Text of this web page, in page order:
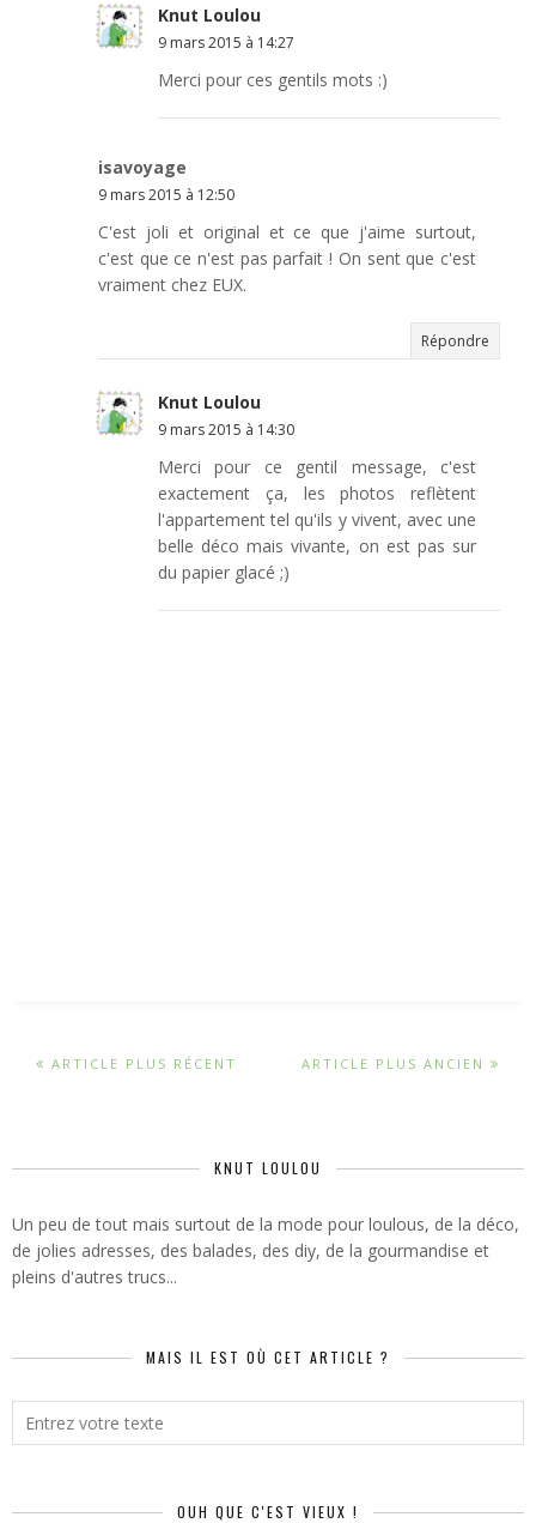
Knut Loulou
9 mars 2015 à 14:27
Merci pour ces gentils mots :)
isavoyage
9 mars 2015 à 12:50
C'est joli et original et ce que j'aime surtout,
c'est que ce n'est pas parfait ! On sent que c'est
vraiment chez EUX.
Répondre
Knut Loulou
9 mars 2015 à 14:30
Merci pour ce gentil message, c'est
exactement ça, les photos reflètent
l'appartement tel qu'ils y vivent, avec une
belle déco mais vivante, on est pas sur
du papier glacé ;)
ARTICLE PLUS RÉCENT ARTICLE PLUS ANCIEN
KNUT LOULOU
Un peu de tout mais surtout de la mode pour loulous, de la déco,
de jolies adresses, des balades, des diy, de la gourmandise et
pleins d'autres trucs...
MAIS IL EST OÙ CET ARTICLE ?
OUH QUE C'EST VIEUX !